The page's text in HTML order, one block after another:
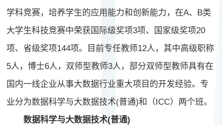
学科竞赛，培养学生的应用能力和创新能力，在A、B类
大学生科技竞赛中荣获国际级奖项3项、国家级奖项20
项、省级奖项144项。目前专任教师12人，其中高级职称
5人，博士6人，双师型教师3人，部分双师型教师具有在
国内一线企业从事大数据行业重大项目的开发经验。专
业分为数据科学与大数据技术(普通)和（ICC）两个班。
数据科学与大数据技术(普通)